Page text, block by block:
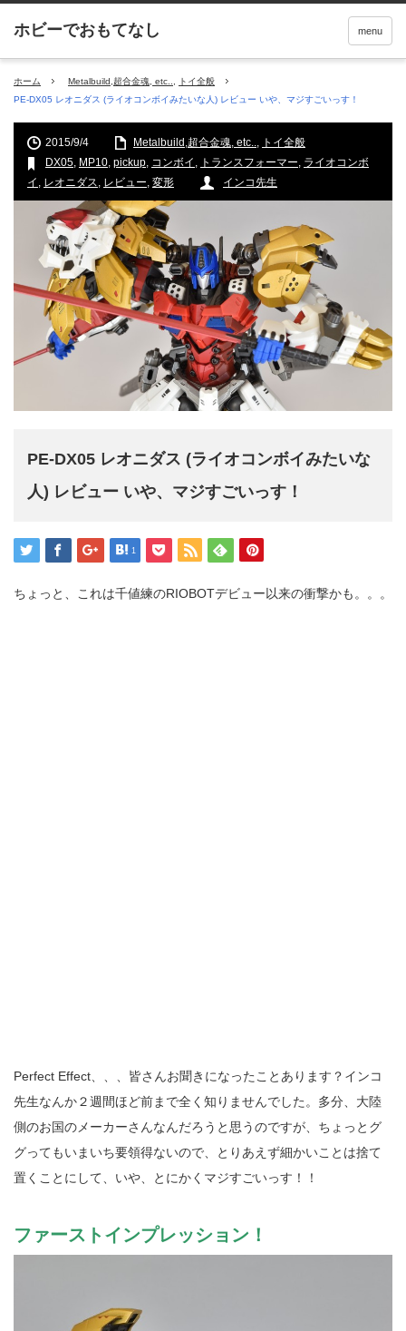
menu
ホーム Metalbuild,超合金魂, etc..
トイ全般
PE-DX05 レオニダス (ライオコンボイみたいな人) レビュー いや、マジすごいっす！
2015/9/4 Metalbuild,超合金魂, etc.., トイ全般
DX05, MP10, pickup, コンボイ , トランスフォーマー, ライオコンボ
イ , レオニダス, レビュー, 変形 インコ先生
PE-DX05 レオニダス (ライオコンボイみたいな
人) レビュー いや、マジすごいっす！
1
ちょっと、これは千値練のRIOBOTデビュー以来の衝撃かも。。。
Perfect Effect、、、皆さんお聞きになったことあります？インコ
先生なんか２週間ほど前まで全く知りませんでした。多分、大陸
側のお国のメーカーさんなんだろうと思うのですが、ちょっとグ
グってもいまいち要領得ないので、とりあえず細かいことは捨て
置くことにして、いや、とにかくマジすごいっす！！
ファーストインプレッション！